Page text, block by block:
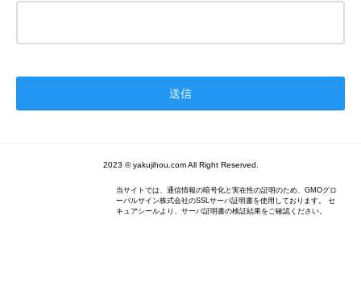
2023 © yakujihou.com All Right Reserved.
当サイトでは、通信情報の暗号化と実在性の証明のため、GMOグロ
ーバルサイン株式会社のSSLサーバ証明書を使用しております。 セ
キュアシールより、サーバ証明書の検証結果をご確認ください。